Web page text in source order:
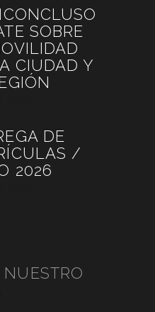
SOBRE
CIUDAD Y
DE
/
2026